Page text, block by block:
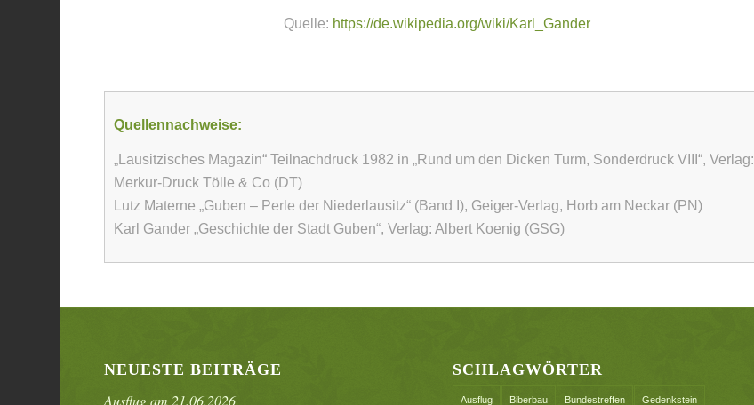
Quelle: https://de.wikipedia.org/wiki/Karl_Gander
Quellennachweise:
„Lausitzisches Magazin“ Teilnachdruck 1982 in „Rund um den Dicken Turm, Sonderdruck VIII“, Verlag:
Merkur-Druck Tölle & Co (DT)
Lutz Materne „Guben – Perle der Niederlausitz“ (Band I), Geiger-Verlag, Horb am Neckar (PN)
Karl Gander „Geschichte der Stadt Guben“, Verlag: Albert Koenig (GSG)
NEUESTE BEITRÄGE
Ausflug am 21.06.2026
SCHLAGWÖRTER
Ausflug Biberbau Bundestreffen Gedenkstein